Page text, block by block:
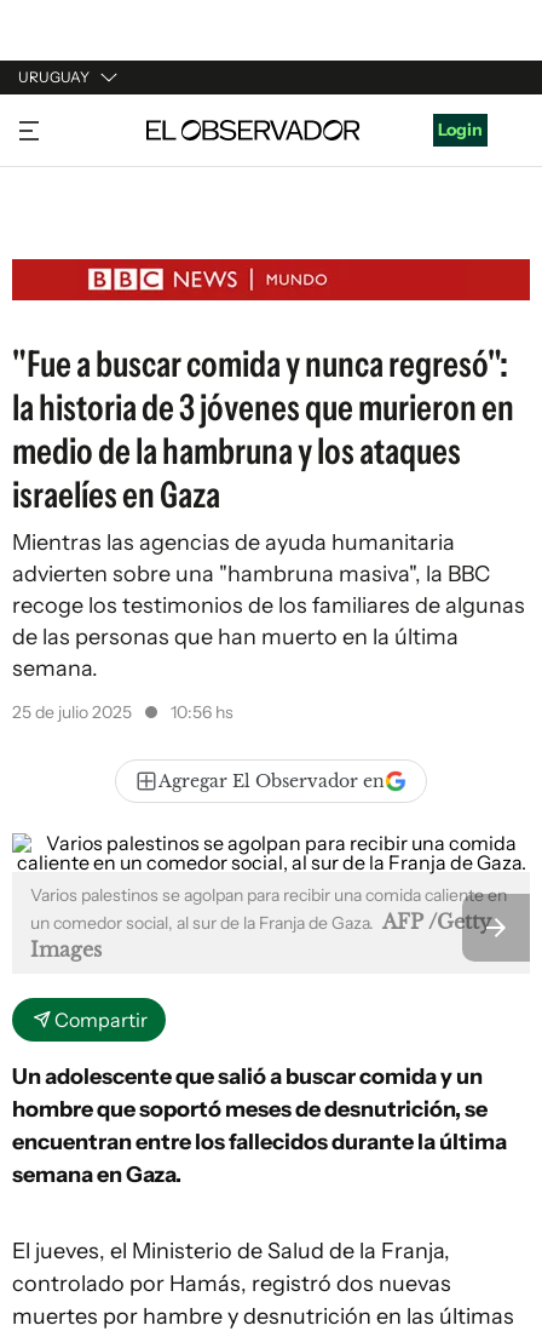
URUGUAY
URUGUAY
ARGENTINA
ESTADOS UNIDOS
Login
"Fue a buscar comida y nunca regresó":
la historia de 3 jóvenes que murieron en
medio de la hambruna y los ataques
israelíes en Gaza
Mientras las agencias de ayuda humanitaria
advierten sobre una "hambruna masiva", la BBC
recoge los testimonios de los familiares de algunas
de las personas que han muerto en la última
semana.
25 de julio 2025 10:56 hs
Agregar El Observador en
Varios palestinos se agolpan para recibir una comida caliente en
un comedor social, al sur de la Franja de Gaza. AFP /Getty
Images
Compartir
Un adolescente que salió a buscar comida y un
hombre que soportó meses de desnutrición, se
encuentran entre los fallecidos durante la última
semana en Gaza.
El jueves, el Ministerio de Salud de la Franja,
controlado por Hamás, registró dos nuevas
muertes por hambre y desnutrición en las últimas